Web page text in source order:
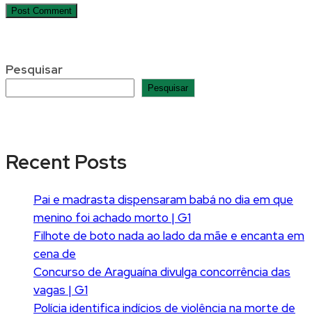
Pesquisar
Pesquisar
Recent Posts
Pai e madrasta dispensaram babá no dia em que
menino foi achado morto | G1
Filhote de boto nada ao lado da mãe e encanta em
cena de
Concurso de Araguaína divulga concorrência das
vagas | G1
Polícia identifica indícios de violência na morte de